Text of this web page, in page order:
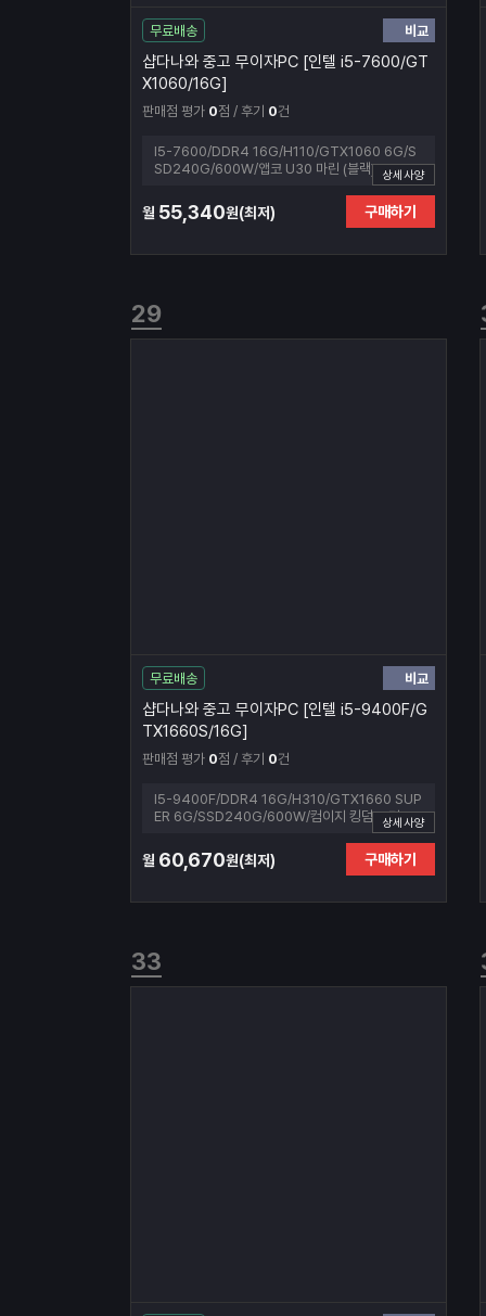
무료배송 비교
샵다나와 중고 무이자PC [인텔 i5-7600/GT
X1060/16G]
판매점 평가 0점 / 후기 0건
I5-7600/DDR4 16G/H110/GTX1060 6G/S
SD240G/600W/앱코 U30 마린 (블랙) 상세사양
월 55,340원(최저) 구매하기
무료배송 비교
샵다나와 중고 무이자PC [인텔 i5-9400F/G
TX1660S/16G]
판매점 평가 0점 / 후기 0건
I5-9400F/DDR4 16G/H310/GTX1660 SUP
ER 6G/SSD240G/600W/컴이지 킹덤 코디101
상세사양
월 60,670원(최저) 구매하기